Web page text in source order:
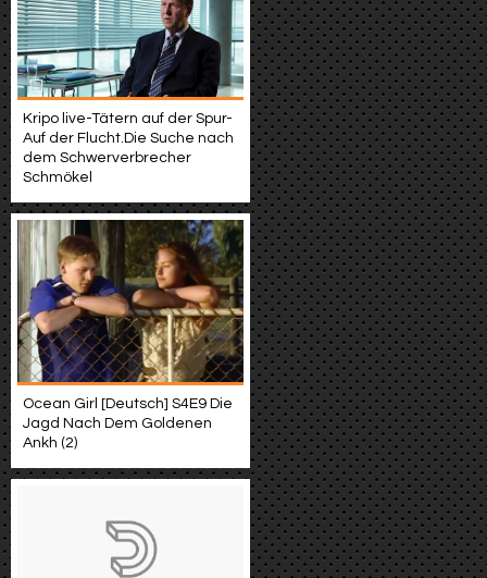
Kripo live-Tätern auf der Spur-
Auf der Flucht.Die Suche nach
dem Schwerverbrecher
Schmökel
Ocean Girl [Deutsch] S4E9 Die
Jagd Nach Dem Goldenen
Ankh (2)